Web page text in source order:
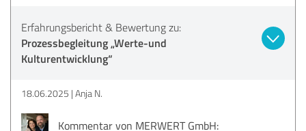
Erfahrungsbericht & Bewertung zu:
Prozessbegleitung „Werte-und
Kulturentwicklung“
18.06.2025 Anja N.
Kommentar von MERWERT GmbH: